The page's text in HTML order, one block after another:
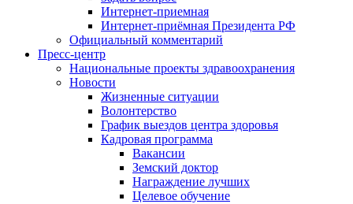
Интернет-приемная
Интернет-приёмная Президента РФ
Официальный комментарий
Пресс-центр
Национальные проекты здравоохранения
Новости
Жизненные ситуации
Волонтерство
График выездов центра здоровья
Кадровая программа
Вакансии
Земский доктор
Награждение лучших
Целевое обучение